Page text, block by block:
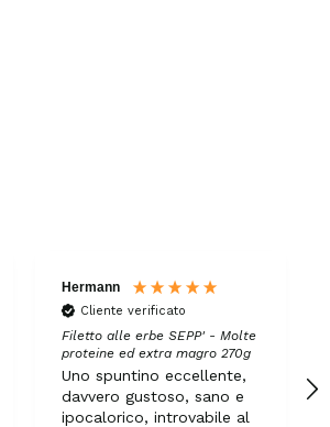
Hermann
Cliente verificato
Filetto alle erbe SEPP' - Molte
proteine ed extra magro 270g
Uno spuntino eccellente,
davvero gustoso, sano e
ipocalorico, introvabile al
così👍
verificato